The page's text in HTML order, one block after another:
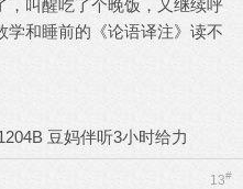
，叫醒吃了个晚饭，又继续呼
学和睡前的《论语译注》读不
豆妈伴听3小时给力
13#